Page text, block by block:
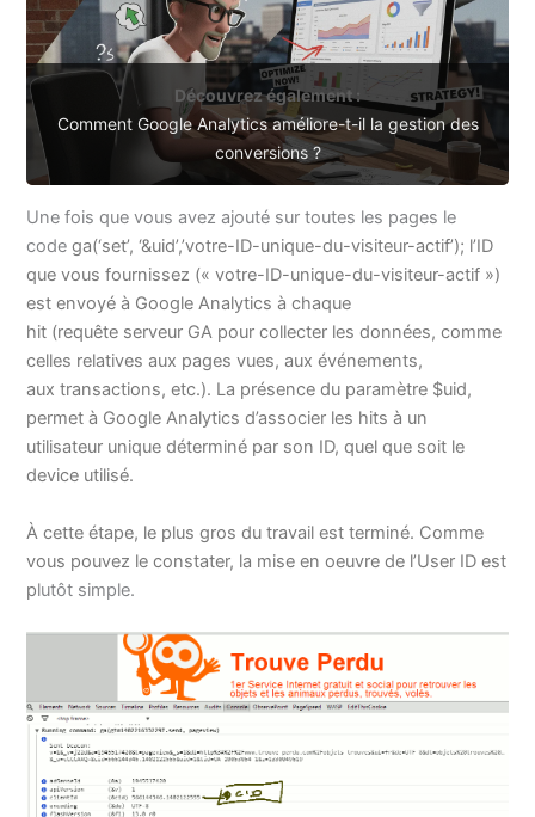
Découvrez également :
Comment Google Analytics améliore-t-il la gestion des
conversions ?
Une fois que vous avez ajouté sur toutes les pages le
codega(‘set’, ‘&uid’,’votre-ID-unique-du-visiteur-actif’); l’ID
que vous fournissez (« votre-ID-unique-du-visiteur-actif »)
est envoyé à Google Analytics à chaque
hit (requête serveur GA pour collecter les données, comme
celles relatives aux pages vues, aux événements,
aux transactions, etc.). La présence du paramètre $uid,
permet à Google Analytics d’associer les hits à un
utilisateur unique déterminé par son ID, quel que soit le
device utilisé.
À cette étape, le plus gros du travail est terminé. Comme
vous pouvez le constater, la mise en oeuvre de l’User ID est
plutôt simple.